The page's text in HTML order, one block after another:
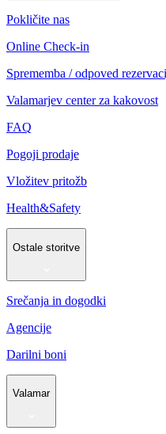
Pokličite nas
Online Check-in
Sprememba / odpoved
Valamarjev center za kakovost
FAQ
Pogoji prodaje
Vložitev pritožb
Health&Safety
Ostale storitve
Srečanja in dogodki
Agencije
Darilni boni
Valamar